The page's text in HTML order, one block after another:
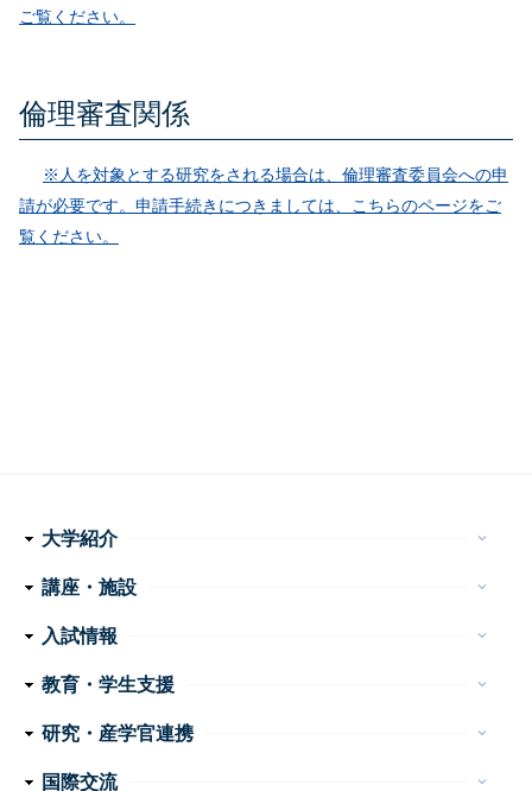
ご覧ください。
倫理審査関係
※人を対象とする研究をされる場合は、倫理審査委員会への申
請が必要です。申請手続きにつきましては、こちらのページをご
覧ください。
フ
タ
ー
ナ
大学紹介 keyboard_arrow_down
理念・使命
学長メッセージ
特色ある取り組み
運営組織
情報公開
講座・施設 keyboard_arrow_down
医学科
看護学科
附属病院
センター・施設等
入試情報 keyboard_arrow_down
医学部 医学科・看護学科
大学院医学系研究科
大学案内
イベント
お問い合わせ
教育・学生支援 keyboard_arrow_down
教育
学生生活
特色ある教育プログラム
諸手続・諸証明
学生相談
研究・産学官連携 keyboard_arrow_down
産学官連携
重点プロジェクト・研究成果
研究支援
研究公正
国際交流 keyboard_arrow_down